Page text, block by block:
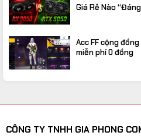
Giá Rẻ Nào
Acc FF cộng
miễn phí 0 đồng
CÔNG TY TNHH GIA PHONG